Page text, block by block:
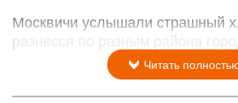
Москвичи услышали страшный
разнесся по разным района
Читать